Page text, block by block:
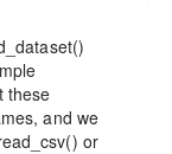
these
and we
or